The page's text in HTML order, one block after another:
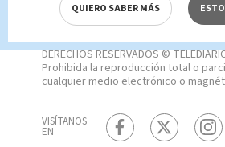
DERECHOS RESERVADOS ©
Prohibida la reproducción total o
cualquier medio electrónico o
VISÍTANOS
EN
QUIERO SABER MÁS